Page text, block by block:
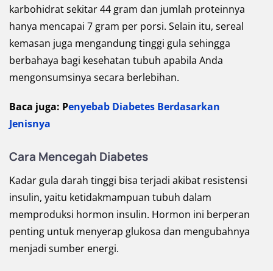
karbohidrat sekitar 44 gram dan jumlah proteinnya
hanya mencapai 7 gram per porsi. Selain itu, sereal
kemasan juga mengandung tinggi gula sehingga
berbahaya bagi kesehatan tubuh apabila Anda
mengonsumsinya secara berlebihan.
Baca juga: Penyebab Diabetes Berdasarkan
Jenisnya
Cara Mencegah Diabetes
Kadar gula darah tinggi bisa terjadi akibat resistensi
insulin, yaitu ketidakmampuan tubuh dalam
memproduksi hormon insulin. Hormon ini berperan
penting untuk menyerap glukosa dan mengubahnya
menjadi sumber energi.